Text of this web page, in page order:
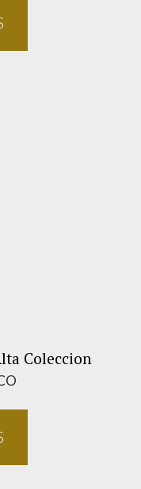
Coleccion